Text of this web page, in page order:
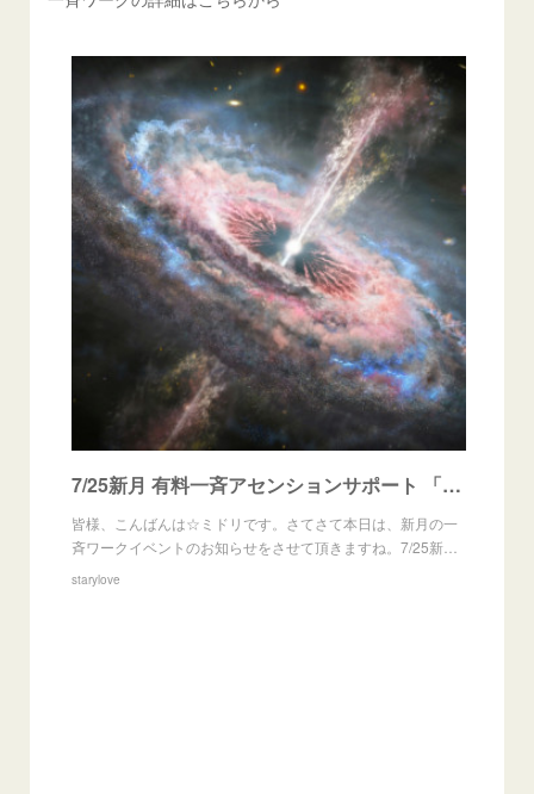
7/25新月 有料一斉アセンションサポート 「縦の結界～虹のラインの確立～」
皆様、こんばんは☆ミドリです。さてさて本日は、新月の一
斉ワークイベントのお知らせをさせて頂きますね。7/25新…
starylove